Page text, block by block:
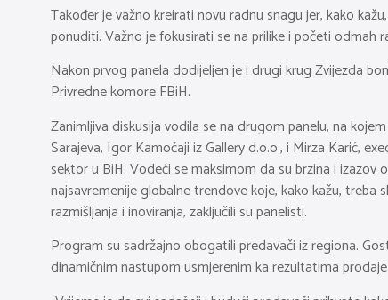
Također je važno kreirati novu radnu snagu jer, kako
ponuditi. Važno je fokusirati se na prilike i početi odmah
Nakon prvog panela dodijeljen je i drugi krug Zvijezda
Privredne komore FBiH.
Zanimljiva diskusija vodila se na drugom panelu, na
Sarajeva, Igor Kamočaji iz Gallery d.o.o., i Mirza Karić,
sektor u BiH. Vodeći se maksimom da su brzina i
najsavremenije globalne trendove koje, kako kažu,
razmišljanja i inoviranja, zaključili su panelisti.
Program su sadržajno obogatili predavači iz regiona.
dinamičnim nastupom usmjerenim ka rezultatima